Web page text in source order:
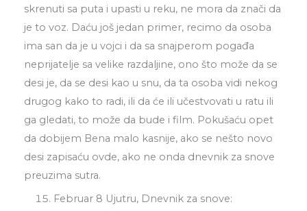
skrenuti sa puta i upasti u reku, ne mora da znači da
je to voz. Daću još jedan primer, recimo da osoba
ima san da je u vojci i da sa snajperom pogađa
neprijatelje sa velike razdaljine, ono što može da se
desi je, da se desi kao u snu, da ta osoba vidi nekog
drugog kako to radi, ili da će ili učestvovati u ratu ili
ga gledati, to može da bude i film. Pokušaću opet
da dobijem Bena malo kasnije, ako se nešto novo
desi zapisaću ovde, ako ne onda dnevnik za snove
preuzima sutra.
Februar 8 Ujutru, Dnevnik za snove: